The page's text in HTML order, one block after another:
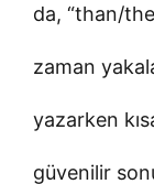
da, “than/
zaman
yazarken
güvenilir